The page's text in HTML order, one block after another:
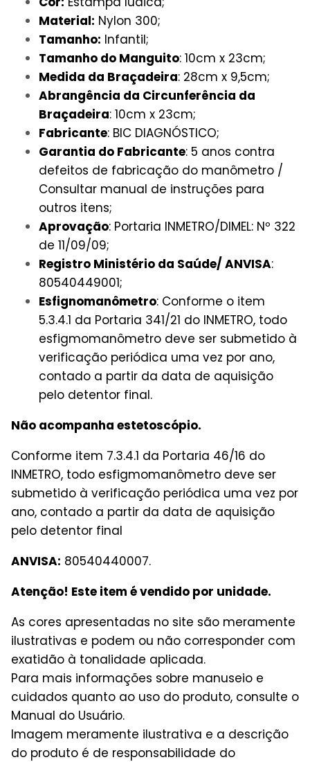
Material: Nylon 300;
Tamanho: Infantil;
Tamanho do Manguito: 10cm x 23cm;
Medida da Braçadeira: 28cm x 9,5cm;
Abrangência da Circunferência da
Braçadeira: 10cm x 23cm;
Fabricante: BIC DIAGNÓSTICO;
Garantia do Fabricante: 5 anos contra
defeitos de fabricação do manômetro /
Consultar manual de instruções para
outros itens;
Aprovação: Portaria INMETRO/DIMEL: Nº 322
de 11/09/09;
Registro Ministério da Saúde/ ANVISA:
80540449001;
Esfignomanômetro: Conforme o item
5.3.4.1 da Portaria 341/21 do INMETRO, todo
esfigmomanômetro deve ser submetido à
verificação periódica uma vez por ano,
contado a partir da data de aquisição
pelo detentor final.
Não acompanha estetoscópio.
Conforme item 7.3.4.1 da Portaria 46/16 do
INMETRO, todo esfigmomanômetro deve ser
submetido à verificação periódica uma vez por
ano, contado a partir da data de aquisição
pelo detentor final
ANVISA: 80540440007.
Atenção! Este item é vendido por unidade.
As cores apresentadas no site são meramente
ilustrativas e podem ou não corresponder com
exatidão à tonalidade aplicada.
Para mais informações sobre manuseio e
cuidados quanto ao uso do produto, consulte o
Manual do Usuário.
Imagem meramente ilustrativa e a descrição
do produto é de responsabilidade do